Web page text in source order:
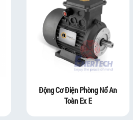
Động Cơ Điện Phòng Nổ An
Toàn Ex E